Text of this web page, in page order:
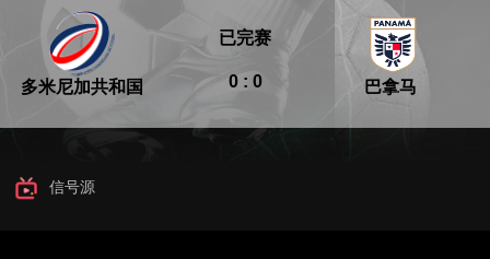
多米尼加共和国 0 : 0
已完赛
巴拿马
信号源